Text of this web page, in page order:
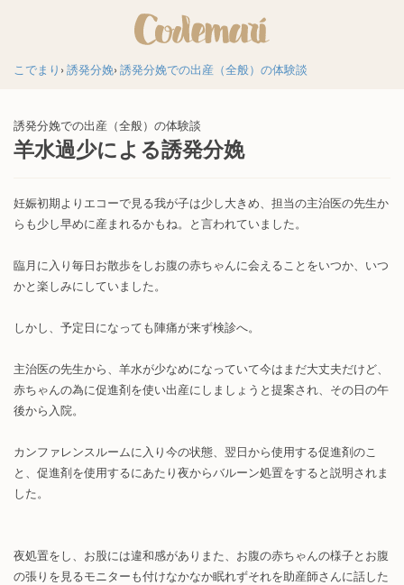
こでまり 誘発分娩 誘発分娩での出産（全般）の体験談
誘発分娩での出産（全般）の体験談
羊水過少による誘発分娩
妊娠初期よりエコーで見る我が子は少し大きめ、担当の主治医の先生か
らも少し早めに産まれるかもね。と言われていました。
臨月に入り毎日お散歩をしお腹の赤ちゃんに会えることをいつか、いつ
かと楽しみにしていました。
しかし、予定日になっても陣痛が来ず検診へ。
主治医の先生から、羊水が少なめになっていて今はまだ大丈夫だけど、
赤ちゃんの為に促進剤を使い出産にしましょうと提案され、その日の午
後から入院。
カンファレンスルームに入り今の状態、翌日から使用する促進剤のこ
と、促進剤を使用するにあたり夜からバルーン処置をすると説明されま
した。
夜処置をし、お股には違和感がありまた、お腹の赤ちゃんの様子とお腹
の張りを見るモニターも付けなかなか眠れずそれを助産師さんに話した